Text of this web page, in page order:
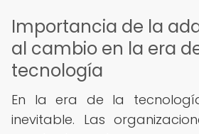
Importancia de la
al cambio en la era
tecnología
En la era de la
inevitable. Las